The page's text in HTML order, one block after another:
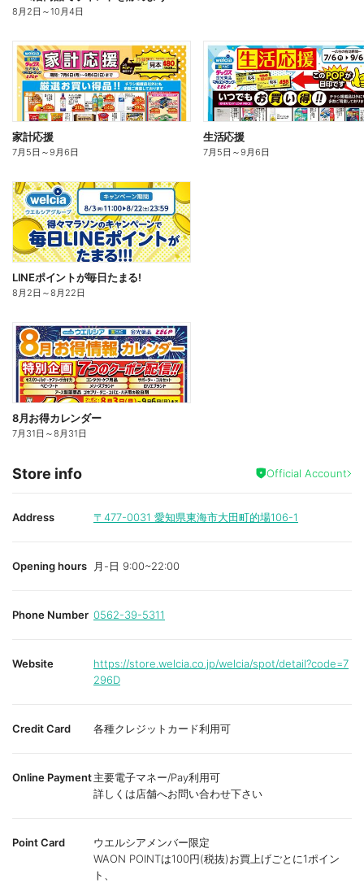
8月2日 ～10月4日
家計応援
7月5日 ～9月6日
生活応援
7月5日 ～9月6日
LINEポイントが毎日たまる!
8月2日 ～8月22日
8月お得カレンダー
7月31日 ～8月31日
Store info Official Account
Address 〒477-0031 愛知県東海市大田町的場106-1
Opening hours 月-日 9:00~22:00
Phone Number 0562-39-5311
Website
https://store.welcia.co.jp/welcia/spot/detail?code=7
296D
Credit Card 各種クレジットカード利用可
Online Payment主要電子マネー/Pay利用可
詳しくは店舗へお問い合わせ下さい
Point Card
ウエルシアメンバー限定
WAON POINTは100円(税抜)お買上げごとに1ポイン
ト、